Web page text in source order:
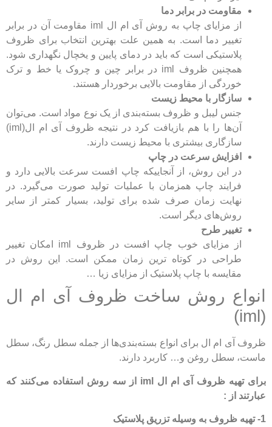
مقاومت در برابر دما
از مزایای چاپ به روش آی ام ال iml مقاومت آن در برابر
تغییر دما است. به همین علت بهترین انتخاب برای ظروف
پلاستیکی است که باید در دمای پایین و یخچال نگهداری شود.
همچنین ظروف iml در برابر چین و چروک یا خط و ترک
خوردگی از مقاومت بالایی برخوردار هستند.
سازگار با محیط زیست
جنس لیبل و ظروف‌ بسته‌بندی از یک نوع مواد است. می‌توان
آن‌ها را با هم بازیافت کرد در نتیجه ظروف آی ام ال(iml)
سازگاری بیشتری با محیط زیست دارند.
افزایش سرعت در چاپ
در این روش، از آنجاییکه چاپ افست سرعت بالایی دارد و
فرایند چاپ همزمان با عملیات تولید صورت می‌گیرد. در
نهایت زمان صرف شده برای تولید، بسیار کمتر از سایر
روش‌های دیگر است.
تغییر طرح
از مزایای خوب چاپ افست در ظروف iml امکان تغییر
طراحی در کوتاه ترین زمان ممکن است. این روش در
مقایسه با چاپ پلاستیک از مزایای زیا …
انواع روش ساخت ظروف آی ام ال
(iml)
ظروف آی ام ال برای انواع‌ بسته‌بندی‌ها از جمله سطل رنگ، سطل
ماست، سطل روغن و… کاربرد دارند.
برای تهیه ظروف آی ام ال iml از سه روش استفاده می‌کنند که
عبارتند از :
1- تهیه ظروف به وسیله تزریق پلاستیک